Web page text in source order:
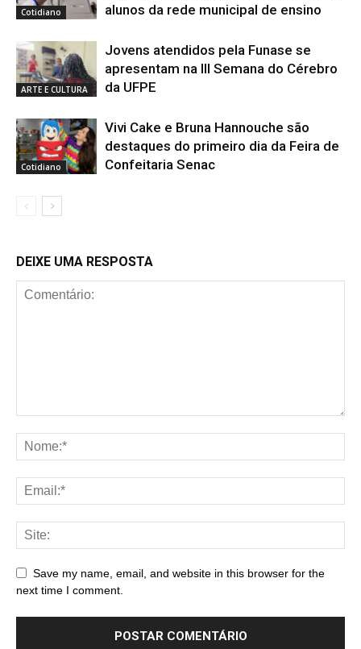
Cotidiano
alunos da rede municipal de ensino
ARTE E CULTURA
Jovens atendidos pela Funase se
apresentam na III Semana do Cérebro
da UFPE
Cotidiano
Vivi Cake e Bruna Hannouche são
destaques do primeiro dia da Feira de
Confeitaria Senac
DEIXE UMA RESPOSTA
Save my name, email, and website in this browser for the
next time I comment.